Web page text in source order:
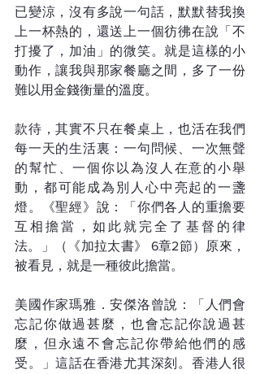
已變涼，沒有多說一句話，默默替我換
上一杯熱的，還送上一個彷彿在說「不
打擾了，加油」的微笑。就是這樣的小
動作，讓我與那家餐廳之間，多了一份
難以用金錢衡量的溫度。
款待，其實不只在餐桌上，也活在我們
每一天的生活裏：一句問候、一次無聲
的幫忙、一個你以為沒人在意的小舉
動，都可能成為別人心中亮起的一盞
燈。《聖經》說：「你們各人的重擔要
互相擔當，如此就完全了基督的律
法。」（《加拉太書》 6章2節）原來，
被看見，就是一種彼此擔當。
美國作家瑪雅．安傑洛曾說：「人們會
忘記你做過甚麼，也會忘記你說過甚
麼，但永遠不會忘記你帶給他們的感
受。」這話在香港尤其深刻。香港人很